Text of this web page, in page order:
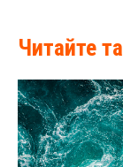
Читайте